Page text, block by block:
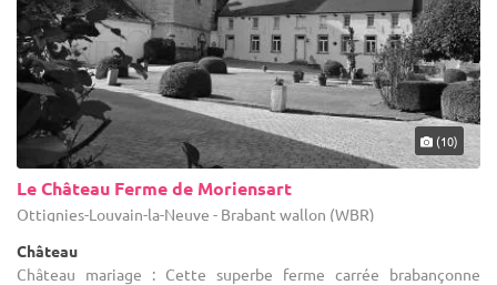
(10)
Le Château Ferme de Moriensart
Ottignies-Louvain-la-Neuve - Brabant wallon (WBR)
Château
Château mariage : Cette superbe ferme carrée brabançonne